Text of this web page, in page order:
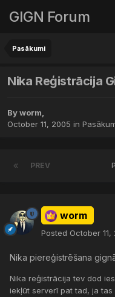
GIGN Forum
Pasākumi
Nika Reģistrācija
Byworm,
October 11, 2005 in
PREV
worm
Posted October 11,
Nika piereģistrēšana
Nika reģistrācija tev dod
iekļūt serverī pat tad, ja